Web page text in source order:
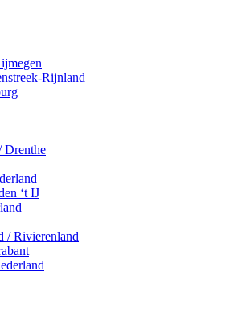
Rijnland
Drenthe
‘t IJ
/ Rivierenland